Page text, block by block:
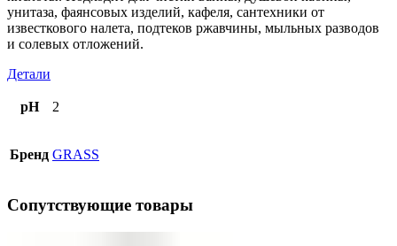
унитаза, фаянсовых изделий, кафеля, сантехники от
известкового налета, подтеков ржавчины, мыльных разводов
и солевых отложений.
Детали
pH 2
Бренд GRASS
Сопутствующие товары